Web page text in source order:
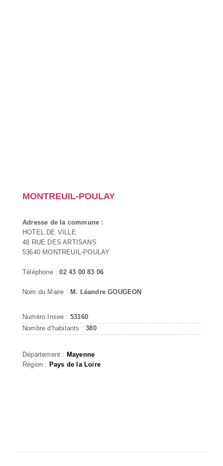
MONTREUIL-POULAY
Adresse de la commune :
HOTEL DE VILLE
48 RUE DES ARTISANS
53640 MONTREUIL-POULAY
Téléphone :02 43 00 83 06
Nom du Maire : M. Léandre GOUGEON
Numéro Insee : 53160
Nombre d'habitants :380
Département : Mayenne
Région : Pays de la Loire